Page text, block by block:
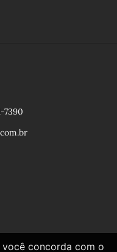
7390
concorda com o